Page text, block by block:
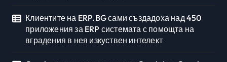
Клиентите на ERP.BG сами създадоха над 450
приложения за ERP системата с помощта на
вградения в нея изкуствен интелект